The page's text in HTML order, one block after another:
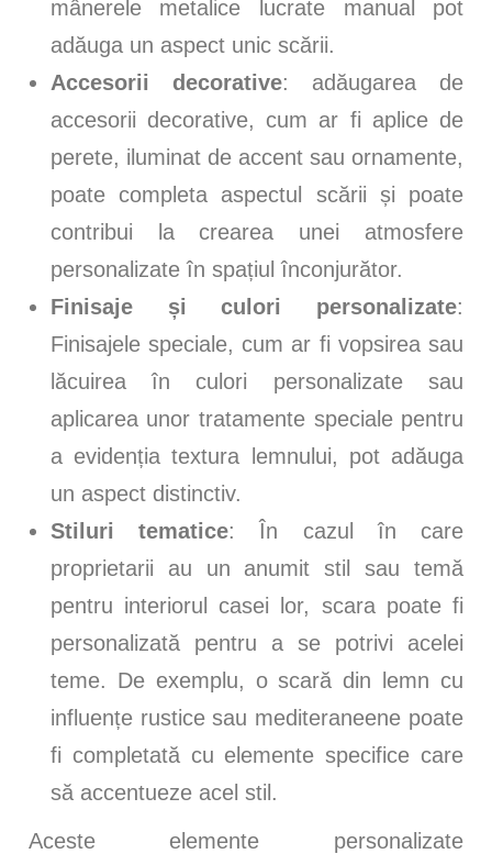
mânerele metalice lucrate manual pot
adăuga un aspect unic scării.
Accesorii decorative: adăugarea de
accesorii decorative, cum ar fi aplice de
perete, iluminat de accent sau ornamente,
poate completa aspectul scării și poate
contribui la crearea unei atmosfere
personalizate în spațiul înconjurător.
Finisaje și culori personalizate:
Finisajele speciale, cum ar fi vopsirea sau
lăcuirea în culori personalizate sau
aplicarea unor tratamente speciale pentru
a evidenția textura lemnului, pot adăuga
un aspect distinctiv.
Stiluri tematice: În cazul în care
proprietarii au un anumit stil sau temă
pentru interiorul casei lor, scara poate fi
personalizată pentru a se potrivi acelei
teme. De exemplu, o scară din lemn cu
influențe rustice sau mediteraneene poate
fi completată cu elemente specifice care
să accentueze acel stil.
Aceste elemente personalizate